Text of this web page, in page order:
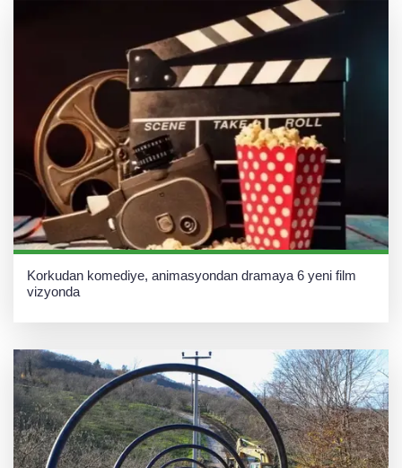
Korkudan komediye, animasyondan dramaya 6 yeni film
vizyonda